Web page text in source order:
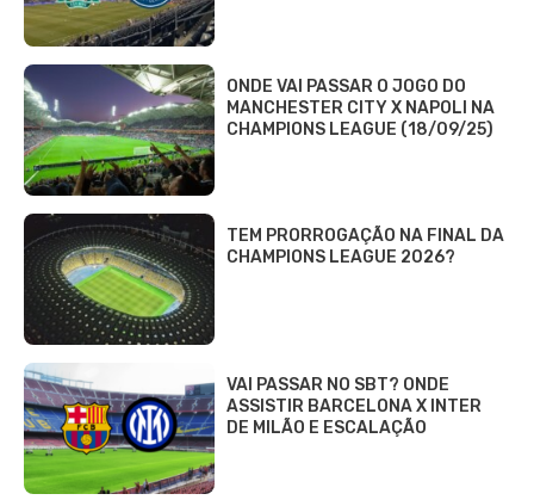
ONDE VAI PASSAR O JOGO DO
MANCHESTER CITY X NAPOLI NA
CHAMPIONS LEAGUE (18/09/25)
TEM PRORROGAÇÃO NA FINAL DA
CHAMPIONS LEAGUE 2026?
VAI PASSAR NO SBT? ONDE
ASSISTIR BARCELONA X INTER
DE MILÃO E ESCALAÇÃO